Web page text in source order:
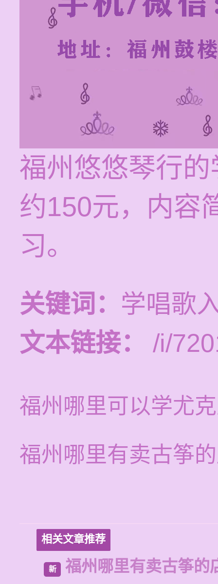
福州悠悠琴行
约150元，内容
习。
关键词： 学唱歌
文本链接：
/i/
福州哪里可以学尤
福州哪里有卖古筝
相关文章推荐
新 福州哪里有卖古筝的